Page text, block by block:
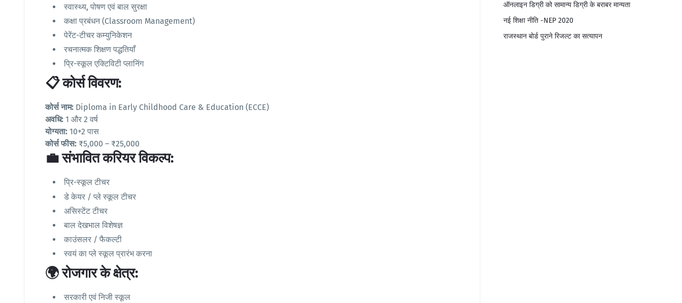
स्वास्थ्य, पोषण एवं बाल सुरक्षा
कक्षा प्रबंधन (Classroom Management)
पेरेंट-टीचर कम्युनिकेशन
रचनात्मक शिक्षण पद्धतियाँ
प्रि-स्कूल एक्टिविटी प्लानिंग
📋 कोर्स विवरण:
कोर्स नाम: Diploma in Early Childhood Care & Education (ECCE)
अवधि: 1 और 2 वर्ष
योग्यता: 10+2 पास
कोर्स फीस: ₹5,000 – ₹25,000
💼 संभावित करियर विकल्प:
प्रि-स्कूल टीचर
डे केयर / प्ले स्कूल टीचर
असिस्टेंट टीचर
बाल देखभाल विशेषज्ञ
काउंसलर / फैकल्टी
स्वयं का प्ले स्कूल प्रारंभ करना
🌍 रोजगार के क्षेत्र:
सरकारी एवं निजी स्कूल
ऑनलाइन डिग्री को सामान्य डिग्री के बराबर मान्यता
नई शिक्षा नीति -NEP 2020
राजस्थान बोर्ड पुराने रिजल्ट का सत्यापन